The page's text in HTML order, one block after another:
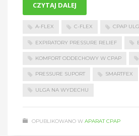
A-FLEX C-FLEX CPAP
EXPIRATORY PRESSURE RELIEF
KOMFORT ODDECHOWY W CPAP
PRESSURE SUPORT SMARTFEX
ULGA NA WYDECHU
CZYTAJ DALEJ
OPUBLIKOWANO W APARAT CPAP